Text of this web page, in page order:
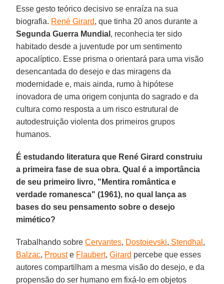
Esse gesto teórico decisivo se enraíza na sua
biografia. René Girard, que tinha 20 anos durante a
Segunda Guerra Mundial , reconhecia ter sido
habitado desde a juventude por um sentimento
apocalíptico. Esse prisma o orientará para uma visão
desencantada do desejo e das miragens da
modernidade e, mais ainda, rumo à hipótese
inovadora de uma origem conjunta do sagrado e da
cultura como resposta a um risco estrutural de
autodestruição violenta dos primeiros grupos
humanos.
É estudando literatura que René Girard construiu
a primeira fase de sua obra. Qual é a importância
de seu primeiro livro, "Mentira romântica e
verdade romanesca" (1961), no qual lança as
bases do seu pensamento sobre o desejo
mimético?
Trabalhando sobreCervantes, Dostoievski, Stendhal ,
Balzac, Prouste Flaubert,Girard percebe que esses
autores compartilham a mesma visão do desejo, e da
propensão do ser humano em fixá-lo em objetos